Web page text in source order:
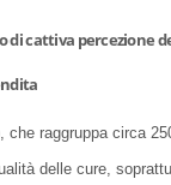
di cattiva percezione
che raggruppa circa
delle cure,